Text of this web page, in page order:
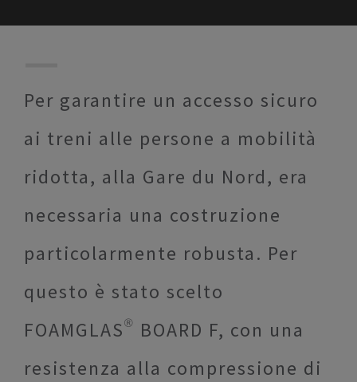
Per garantire un accesso sicuro
ai treni alle persone a mobilità
ridotta, alla Gare du Nord, era
necessaria una costruzione
particolarmente robusta. Per
questo è stato scelto
FOAMGLAS® BOARD F, con una
resistenza alla compressione di